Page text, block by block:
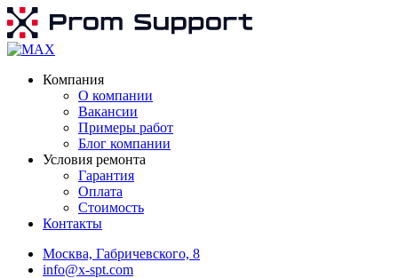
Компания
О компании
Вакансии
Примеры работ
Блог компании
Условия ремонта
Гарантия
Оплата
Стоимость
Контакты
Москва, Габричевского, 8
info@x-spt.com